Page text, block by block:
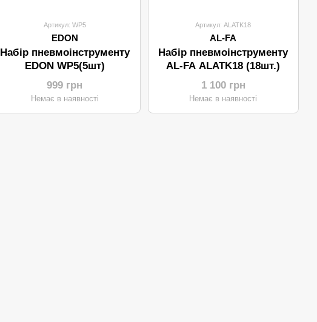
Артикул: WP5
EDON
Набір пневмоінструменту
EDON WP5(5шт)
999 грн
Немає в наявності
Артикул: ALATK18
AL-FA
Набір пневмоінструменту
AL-FA ALATK18 (18шт.)
1 100 грн
Немає в наявності